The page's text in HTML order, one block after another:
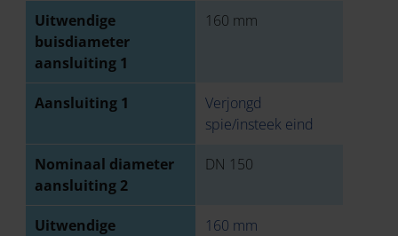
Uitwendige
buisdiameter
aansluiting 1
160 mm
Aansluiting 1
Verjongd
spie/insteek eind
Nominaal diameter
aansluiting 2
DN 150
Uitwendige
160 mm